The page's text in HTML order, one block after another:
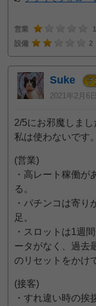
営業 1
設備
2
Suke プ
2021年2月6
2/5にお邪魔しまし
私は使わないです。
(営業)
・高レート稼働
る。
・パチンコは寄り
足。
・スロットは1週
ータがなく、過去
のリセットをかけ
(接客)
・すれ違い時の挨